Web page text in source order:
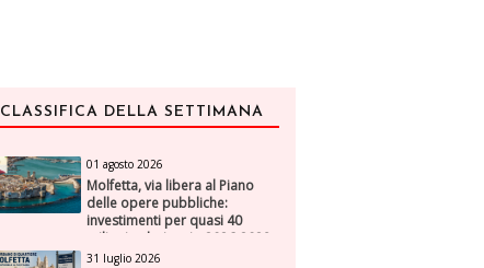
CLASSIFICA DELLA SETTIMANA
01 agosto 2026
Molfetta, via libera al Piano
delle opere pubbliche:
investimenti per quasi 40
milioni nel triennio 2026-2028
31 luglio 2026